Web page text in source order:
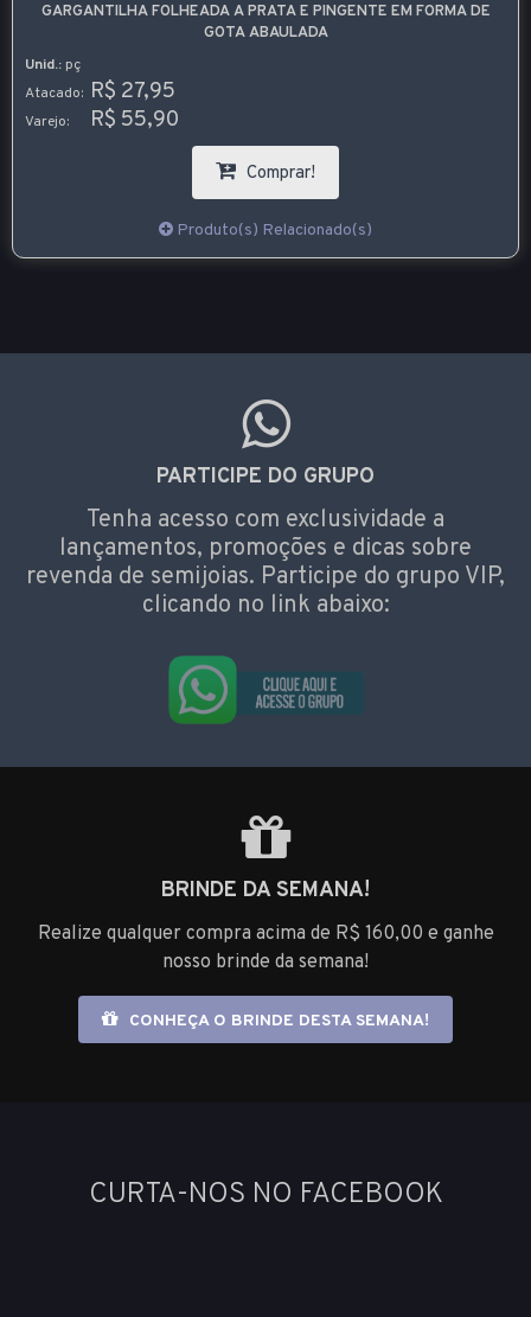
GARGANTILHA FOLHEADA A PRATA E PINGENTE EM FORMA DE
GOTA ABAULADA
Unid.: pç
Atacado: R$ 27,95
Varejo: R$ 55,90
Comprar!
Produto(s) Relacionado(s)
PARTICIPE DO GRUPO
Tenha acesso com exclusividade a
lançamentos, promoções e dicas sobre
revenda de semijoias. Participe do grupo VIP,
clicando no link abaixo:
BRINDE DA SEMANA!
Realize qualquer compra acima de R$ 160,00 e ganhe
nosso brinde da semana!
CONHEÇA O BRINDE DESTA SEMANA!
CURTA-NOS NO FACEBOOK